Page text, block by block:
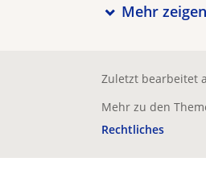
Mehr zeigen
Zuletzt bearbeitet
Mehr zu den
Rechtliches